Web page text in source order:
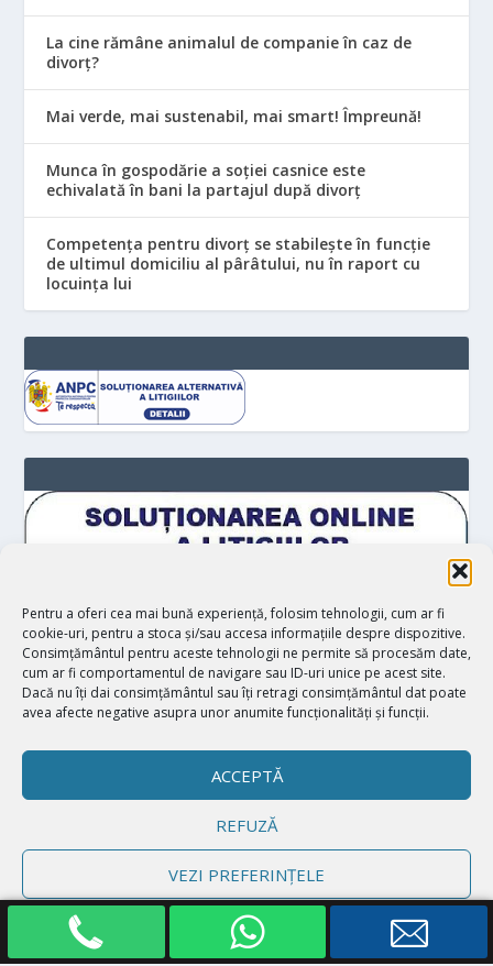
Pentru a oferi cea mai bună experiență, folosim tehnologii, cum ar fi
cookie-uri, pentru a stoca și/sau accesa informațiile despre dispozitive.
Consimțământul pentru aceste tehnologii ne permite să procesăm date,
cum ar fi comportamentul de navigare sau ID-uri unice pe acest site.
Dacă nu îți dai consimțământul sau îți retragi consimțământul dat poate
avea afecte negative asupra unor anumite funcționalități și funcții.
ACCEPTĂ
REFUZĂ
VEZI PREFERINȚELE
Politică cookie-uri Declarație de confidențialitate Impressum
La cine rămâne animalul de companie în caz de
divorț?
Mai verde, mai sustenabil, mai smart! Împreună!
Munca în gospodărie a soției casnice este
echivalată în bani la partajul după divorț
Competența pentru divorț se stabilește în funcție
de ultimul domiciliu al pârâtului, nu în raport cu
locuinţa lui
Proiectat deElegant Themes| Realizat deWordPress